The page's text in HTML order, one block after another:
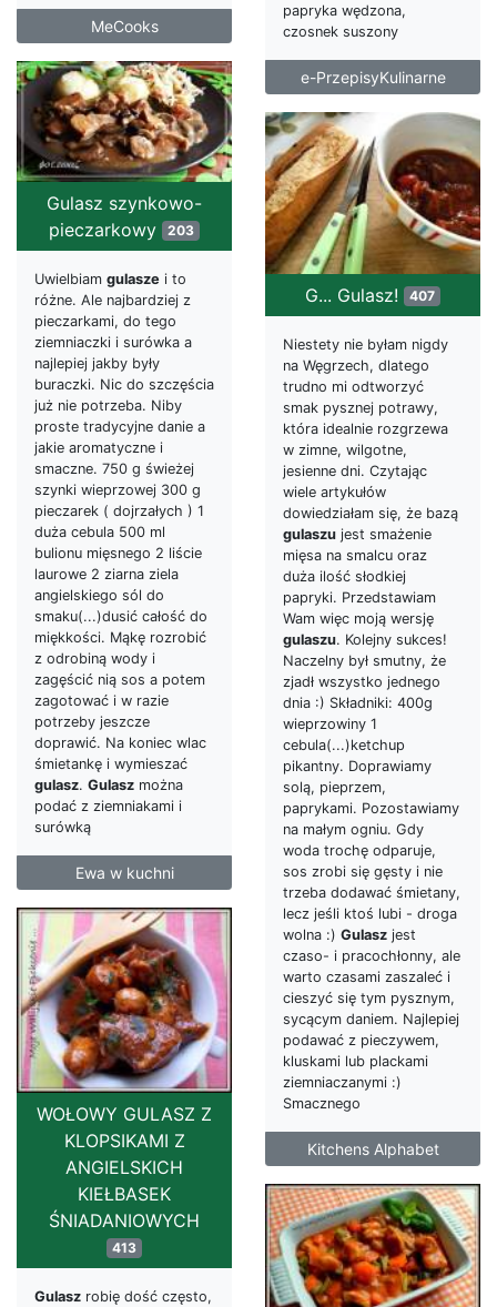
MeCooks
papryka wędzona,
czosnek suszony
e-PrzepisyKulinarne
Gulasz szynkowo-
pieczarkowy 203
Uwielbiam gulasze i to
różne. Ale najbardziej z
pieczarkami, do tego
ziemniaczki i surówka a
najlepiej jakby były
buraczki. Nic do szczęścia
już nie potrzeba. Niby
proste tradycyjne danie a
jakie aromatyczne i
smaczne. 750 g świeżej
szynki wieprzowej 300 g
pieczarek ( dojrzałych ) 1
duża cebula 500 ml
bulionu mięsnego 2 liście
laurowe 2 ziarna ziela
angielskiego sól do
smaku(...)dusić całość do
miękkości. Mąkę rozrobić
z odrobiną wody i
zagęścić nią sos a potem
zagotować i w razie
potrzeby jeszcze
doprawić. Na koniec wlac
śmietankę i wymieszać
gulasz. Gulasz można
podać z ziemniakami i
surówką
Ewa w kuchni
G... Gulasz! 407
Niestety nie byłam nigdy
na Węgrzech, dlatego
trudno mi odtworzyć
smak pysznej potrawy,
która idealnie rozgrzewa
w zimne, wilgotne,
jesienne dni. Czytając
wiele artykułów
dowiedziałam się, że bazą
gulaszu jest smażenie
mięsa na smalcu oraz
duża ilość słodkiej
papryki. Przedstawiam
Wam więc moją wersję
gulaszu. Kolejny sukces!
Naczelny był smutny, że
zjadł wszystko jednego
dnia :) Składniki: 400g
wieprzowiny 1
cebula(...)ketchup
pikantny. Doprawiamy
solą, pieprzem,
paprykami. Pozostawiamy
na małym ogniu. Gdy
woda trochę odparuje,
sos zrobi się gęsty i nie
trzeba dodawać śmietany,
lecz jeśli ktoś lubi - droga
wolna :) Gulasz jest
czaso- i pracochłonny, ale
warto czasami zaszaleć i
cieszyć się tym pysznym,
sycącym daniem. Najlepiej
podawać z pieczywem,
kluskami lub plackami
ziemniaczanymi :)
Smacznego
Kitchens Alphabet
WOŁOWY GULASZ Z
KLOPSIKAMI Z
ANGIELSKICH
KIEŁBASEK
ŚNIADANIOWYCH
413
Gulasz robię dość często,